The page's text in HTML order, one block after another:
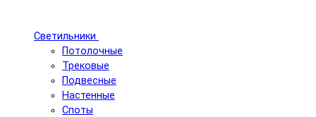
Светильники
Потолочные
Трековые
Подвесные
Настенные
Споты